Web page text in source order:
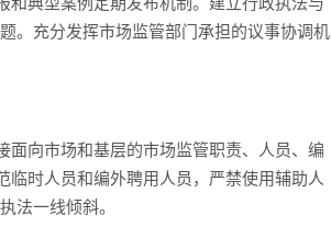
。充分发挥市场监管部门承担的议事协调机
面向市场和基层的市场监管职责、人员、编
临时人员和编外聘用人员，严禁使用辅助人
法一线倾斜。